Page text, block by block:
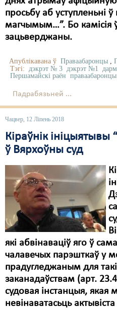
просьбу аб уступленьні
магчымым…”. Бо камісія
зацьверджаны.
Апублікавана ў Праваабаронцы ,
Тэгі: дэкрэт № 3 дэкрэт №1
Першамайскі раён праваабаронцы
Падрабязьней ...
Чацвер, 12 Ліпень 2018
Кіраўнік ініцыятывы
ў Вярхоўны суд
які абвінаваціў яго ў
чалавечых парэшткаў у
прадугледжаным для
заканадаўствам (арт.
судовая інстанцыя,
невінаватасьць